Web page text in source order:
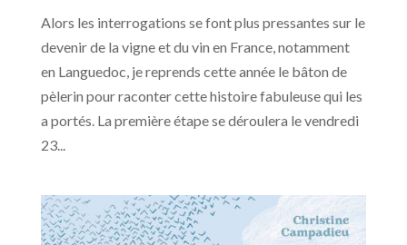
Alors les interrogations se font plus pressantes sur le
devenir de la vigne et du vin en France, notamment
en Languedoc, je reprends cette année le bâton de
pèlerin pour raconter cette histoire fabuleuse qui les
a portés. La première étape se déroulera le vendredi
23...